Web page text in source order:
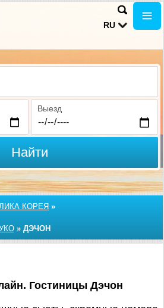
RU
Выезд
Найти
КОРЕЯ »
» ДЭЧОН
Гостиницы Дэчон